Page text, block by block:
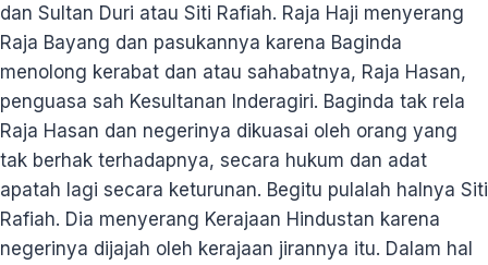
dan Sultan Duri atau Siti Rafiah. Raja Haji menyerang
Raja Bayang dan pasukannya karena Baginda
menolong kerabat dan atau sahabatnya, Raja Hasan,
penguasa sah Kesultanan Inderagiri. Baginda tak rela
Raja Hasan dan negerinya dikuasai oleh orang yang
tak berhak terhadapnya, secara hukum dan adat
apatah lagi secara keturunan. Begitu pulalah halnya Siti
Rafiah. Dia menyerang Kerajaan Hindustan karena
negerinya dijajah oleh kerajaan jirannya itu. Dalam hal